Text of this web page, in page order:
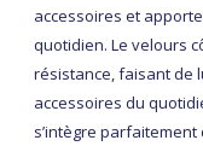
accessoires et
quotidien. Le velours
résistance, faisant de
accessoires du
s’intègre